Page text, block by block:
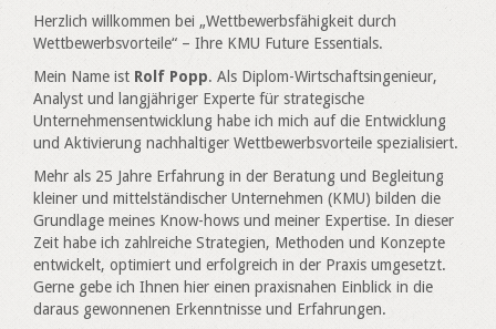
Herzlich willkommen bei „Wettbewerbsfähigkeit durch
Wettbewerbsvorteile“ – Ihre KMU Future Essentials.
Mein Name ist Rolf Popp. Als Diplom-Wirtschaftsingenieur,
Analyst und langjähriger Experte für strategische
Unternehmensentwicklung habe ich mich auf die Entwicklung
und Aktivierung nachhaltiger Wettbewerbsvorteile spezialisiert.
Mehr als 25 Jahre Erfahrung in der Beratung und Begleitung
kleiner und mittelständischer Unternehmen (KMU) bilden die
Grundlage meines Know-hows und meiner Expertise. In dieser
Zeit habe ich zahlreiche Strategien, Methoden und Konzepte
entwickelt, optimiert und erfolgreich in der Praxis umgesetzt.
Gerne gebe ich Ihnen hier einen praxisnahen Einblick in die
daraus gewonnenen Erkenntnisse und Erfahrungen.